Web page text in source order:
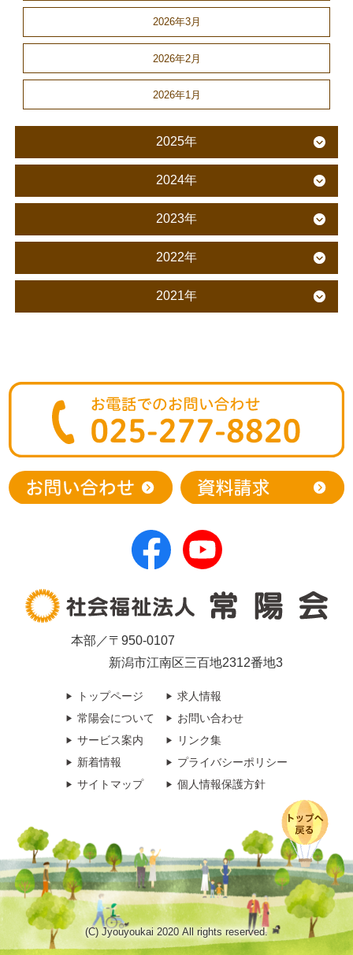
2026年3月
2026年2月
2026年1月
2025年
2024年
2023年
2022年
2021年
本部／〒950-0107
新潟市江南区三百地2312番地3
トップページ
常陽会について
サービス案内
新着情報
サイトマップ
求人情報
お問い合わせ
リンク集
プライバシーポリシー
個人情報保護方針
(C) Jyouyoukai 2020 All rights reserved.